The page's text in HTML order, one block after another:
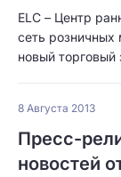
ELC – Центр
сеть розничных
новый
8 Августа 2013
Пресс-
новостей